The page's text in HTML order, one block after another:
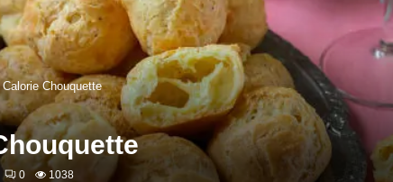
Calorie Chouquette
0 1038